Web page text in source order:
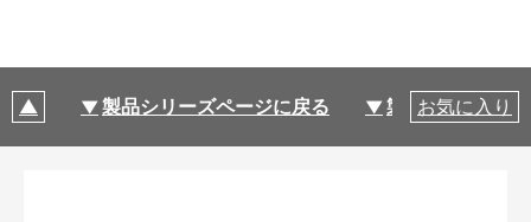
製品シリーズページに戻る 製品仕様
お気に入り